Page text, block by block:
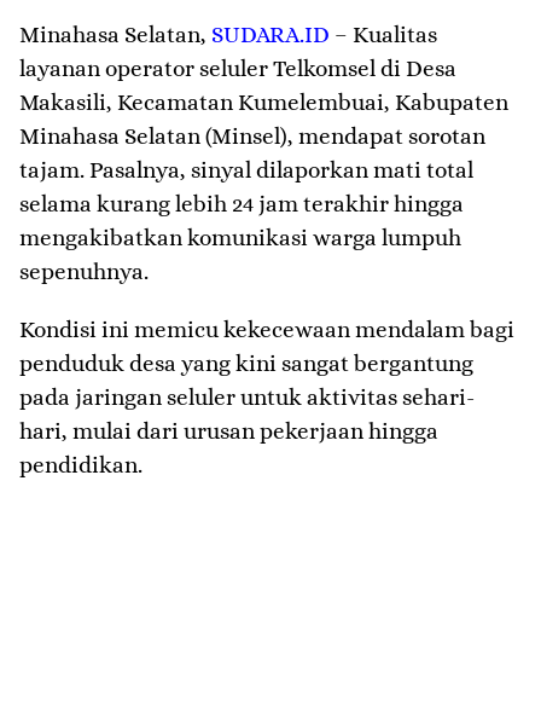
Minahasa Selatan, SUDARA.ID – Kualitas
layanan operator seluler Telkomsel di Desa
Makasili, Kecamatan Kumelembuai, Kabupaten
Minahasa Selatan (Minsel), mendapat sorotan
tajam. Pasalnya, sinyal dilaporkan mati total
selama kurang lebih 24 jam terakhir hingga
mengakibatkan komunikasi warga lumpuh
sepenuhnya.
​Kondisi ini memicu kekecewaan mendalam bagi
penduduk desa yang kini sangat bergantung
pada jaringan seluler untuk aktivitas sehari-
hari, mulai dari urusan pekerjaan hingga
pendidikan.